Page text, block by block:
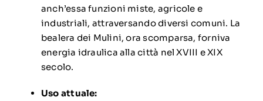
anch’essa funzioni miste, agricole e
industriali, attraversando diversi comuni. La
bealera dei Mulini, ora scomparsa, forniva
energia idraulica alla città nel XVIII e XIX
secolo.
Uso attuale: